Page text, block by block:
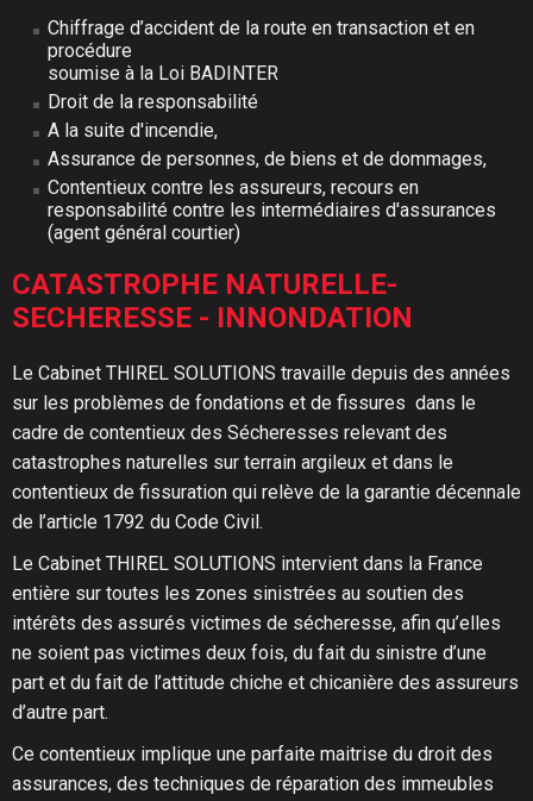
Chiffrage d’accident de la route en transaction et en
procédure
soumise à la Loi BADINTER
Droit de la responsabilité
A la suite d'incendie,
Assurance de personnes, de biens et de dommages,
Contentieux contre les assureurs, recours en
responsabilité contre les intermédiaires d'assurances
(agent général courtier)
CATASTROPHE NATURELLE-
SECHERESSE - INNONDATION
Le Cabinet THIREL SOLUTIONS travaille depuis des années
sur les problèmes de fondations et de fissures dans le
cadre de contentieux des Sécheresses relevant des
catastrophes naturelles sur terrain argileux et dans le
contentieux de fissuration qui relève de la garantie décennale
de l’article 1792 du Code Civil.
Le Cabinet THIREL SOLUTIONS intervient dans la France
entière sur toutes les zones sinistrées au soutien des
intérêts des assurés victimes de sécheresse, afin qu’elles
ne soient pas victimes deux fois, du fait du sinistre d’une
part et du fait de l’attitude chiche et chicanière des assureurs
d’autre part.
Ce contentieux implique une parfaite maitrise du droit des
assurances, des techniques de réparation des immeubles